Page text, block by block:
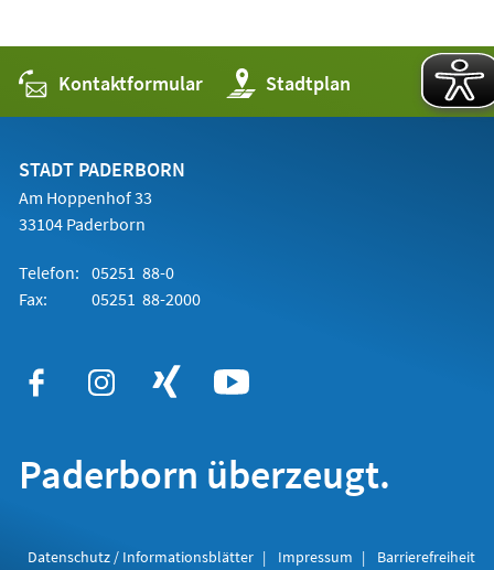
Kontaktformular Stadtplan
(Öffnet
in
einem
STADT PADERBORN
Am Hoppenhof 33
33104 Paderborn
Telefon: 05251 88-0
Fax:
05251 88-2000
Paderborn überzeugt.
Datenschutz / Informationsblätter Impressum
Barrierefreiheit